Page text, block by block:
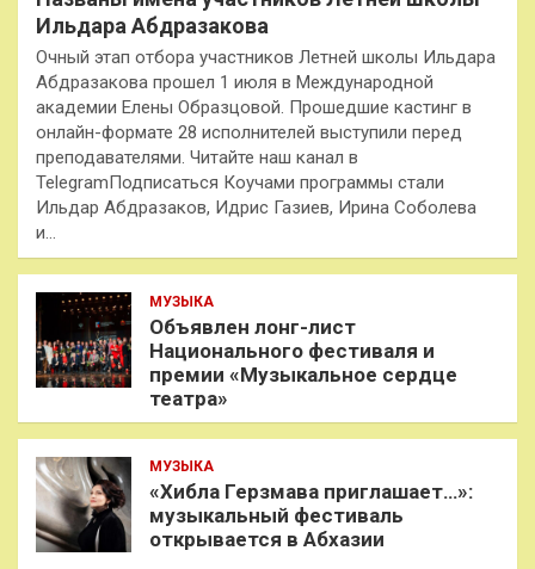
Ильдара Абдразакова
Очный этап отбора участников Летней школы Ильдара
Абдразакова прошел 1 июля в Международной
академии Елены Образцовой. Прошедшие кастинг в
онлайн-формате 28 исполнителей выступили перед
преподавателями. Читайте наш канал в
TelegramПодписаться Коучами программы стали
Ильдар Абдразаков, Идрис Газиев, Ирина Соболева
и…
МУЗЫКА
Объявлен лонг-лист
Национального фестиваля и
премии «Музыкальное сердце
театра»
МУЗЫКА
«Хибла Герзмава приглашает…»:
музыкальный фестиваль
открывается в Абхазии